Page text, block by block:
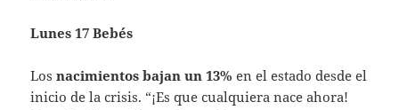
Lunes 17 Bebés
Losnacimientos bajan un 13%en el estado desde el
inicio de la crisis. “¡Es que cualquiera nace ahora!